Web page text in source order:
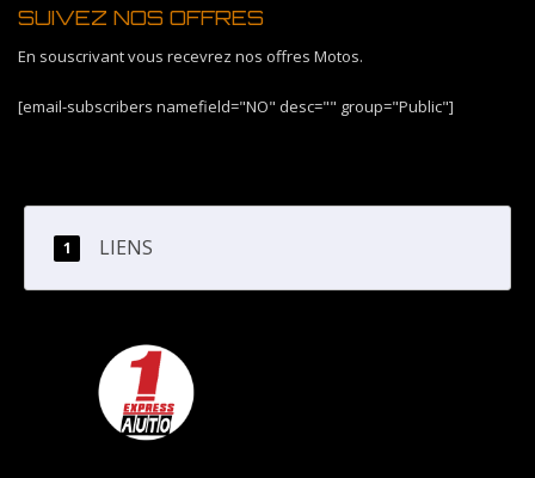
SUIVEZ NOS OFFRES
En souscrivant vous recevrez nos offres Motos.
[email-subscribers namefield="NO" desc="" group="Public"]
LIENS